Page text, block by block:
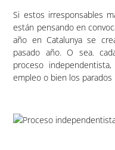
Si estos irresponsables
están pensando en
año en Catalunya se
pasado año. O sea.
proceso
empleo o bien los